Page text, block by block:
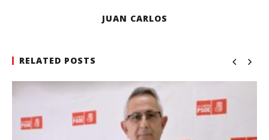
JUAN CARLOS
RELATED POSTS